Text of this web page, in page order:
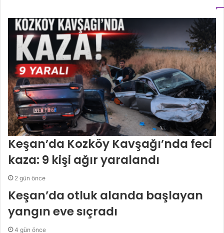
Keşan’da Kozköy Kavşağı’nda feci
kaza: 9 kişi ağır yaralandı
2 gün önce
Keşan’da otluk alanda başlayan
yangın eve sıçradı
4 gün önce